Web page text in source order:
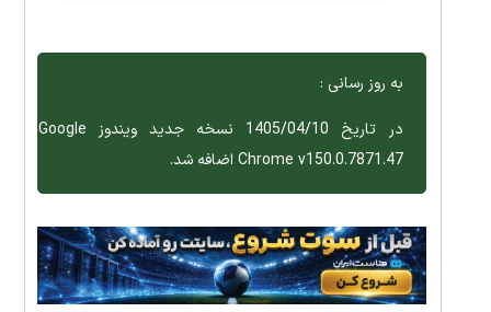
به روز رسانی :
در تاریخ 1405/04/10 نسخه جدید ویندوز Google
Chrome v150.0.7871.47 اضافه شد.